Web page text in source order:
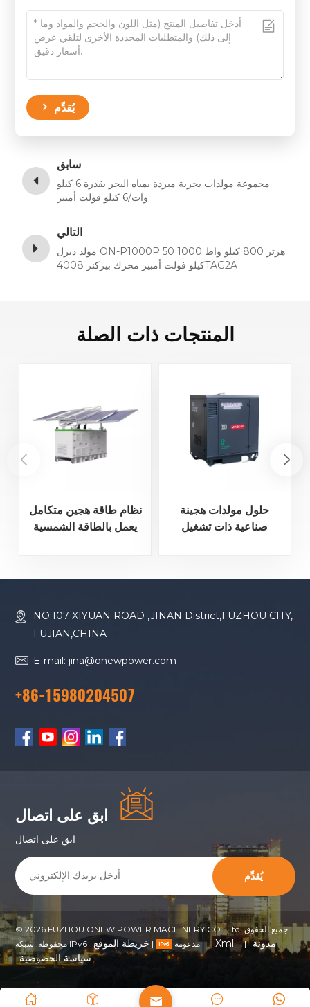
يُقدِّم
سابق
مجموعة مولدات بحرية مبردة بمياه البحر بقدرة 6 كيلو
وات/6 كيلو فولت أمبير
التالي
مولد ديزل ON-P1000P 50 هرتز 800 كيلو واط 1000
كيلو فولت أمبير محرك بيركنز 4008TAG2A
المنتجات ذات الصلة
نظام طاقة هجين متكامل
يعمل بالطاقة الشمسية
حلول مولدات هجينة
صناعية ذات تشغيل
NO.107 XIYUAN ROAD ,JINAN District,FUZHOU CITY,
FUJIAN,CHINA
E-mail: jina@onewpower.com
+86-15980204507
ابق على اتصال
ابق على اتصال
يُقدِّم
© 2026 FUZHOU ONEW POWER MACHINERY CO., Ltd. جميع الحقوق
محفوظة. شبكة IPv6 مدعومة
| خريطة الموقع | Xml | مدونة |
سياسة الخصوصية